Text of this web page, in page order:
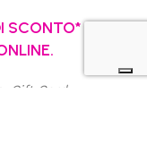
SCONTO*
Gift Card,